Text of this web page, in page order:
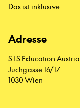
Das ist inklusive
Adresse
STS Education Austria
Juchgasse 16/17
1030 Wien